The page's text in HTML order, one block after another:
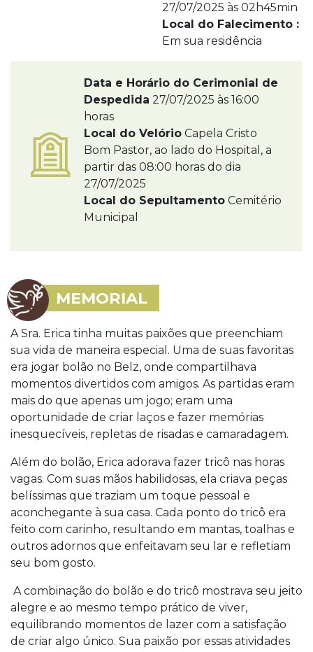
27/07/2025 às 02h45min
Local do Falecimento :
Em sua residência
Data e Horário do Cerimonial de
Despedida 27/07/2025 às 16:00
horas
Local do Velório Capela Cristo
Bom Pastor, ao lado do Hospital, a
partir das 08:00 horas do dia
27/07/2025
Local do Sepultamento Cemitério
Municipal
MEMORIAL
A Sra. Erica tinha muitas paixões que preenchiam
sua vida de maneira especial. Uma de suas favoritas
era jogar bolão no Belz, onde compartilhava
momentos divertidos com amigos. As partidas eram
mais do que apenas um jogo; eram uma
oportunidade de criar laços e fazer memórias
inesquecíveis, repletas de risadas e camaradagem.
Além do bolão, Erica adorava fazer tricô nas horas
vagas. Com suas mãos habilidosas, ela criava peças
belíssimas que traziam um toque pessoal e
aconchegante à sua casa. Cada ponto do tricô era
feito com carinho, resultando em mantas, toalhas e
outros adornos que enfeitavam seu lar e refletiam
seu bom gosto.
A combinação do bolão e do tricô mostrava seu jeito
alegre e ao mesmo tempo prático de viver,
equilibrando momentos de lazer com a satisfação
de criar algo único. Sua paixão por essas atividades